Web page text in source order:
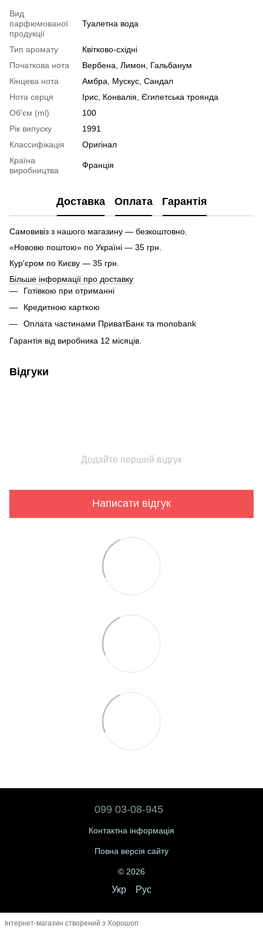
Вид
парфюмованої
продукції
Туалетна вода
Тип аромату
Квітково-східні
Початкова нота
Вербена, Лимон, Гальбанум
Кінцева нота
Амбра, Мускус, Сандал
Нота серця
Ірис, Конвалія, Єгипетська троянда
Об'єм (ml)
100
Рік випуску
1991
Классифікація
Оригінал
Країна
виробництва
Франція
Доставка Оплата Гарантія
Самовивіз з нашого магазину — безкоштовно.
«Нововю поштою» по Україні — 35 грн.
Кур'єром по Києву — 35 грн.
Більше інформації про доставку
Готівкою при отриманні
Кредитною карткою
Оплата частинами ПриватБанк та monobank
Гарантія від виробника 12 місяців.
Відгуки
Додайте перший відгук
Написати відгук
099 03-08-945
Контактна інформація
Повна версія сайту
© 2026
Укр Рус
Інтернет-магазин створений з Хорошоп